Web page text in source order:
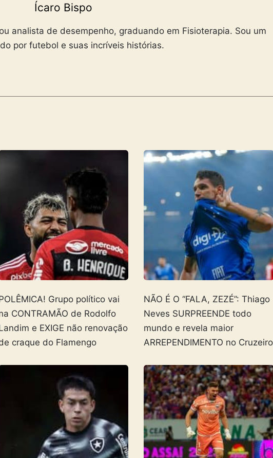
Ícaro Bispo
analista de desempenho, graduando em Fisioterapia. Sou um
por futebol e suas incríveis histórias.
Grupo político vai
CONTRAMÃO de Rodolfo
e EXIGE não renovação
craque do Flamengo
NÃO É O “FALA, ZEZÉ”: Thiago
Neves SURPREENDE todo
mundo e revela maior
ARREPENDIMENTO no Cruzeiro